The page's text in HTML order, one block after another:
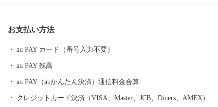
ど果樹の一大産地として発展してきました。 大自然に囲まれ四
お支払い方法
au PAY カード（番号入力不要）
au PAY 残高
au PAY（auかんたん決済）通信料金合算
クレジットカード決済（VISA、Master、JCB、Diners、AMEX）